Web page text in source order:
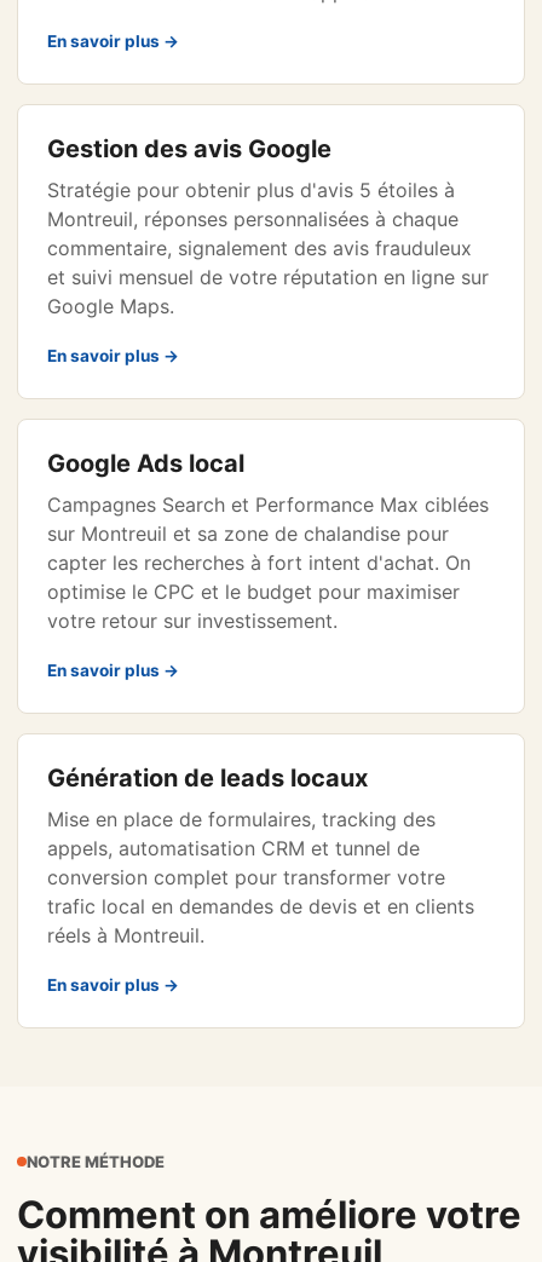
En savoir plus →
Gestion des avis Google
Stratégie pour obtenir plus d'avis 5 étoiles à
Montreuil, réponses personnalisées à chaque
commentaire, signalement des avis frauduleux
et suivi mensuel de votre réputation en ligne sur
Google Maps.
En savoir plus →
Google Ads local
Campagnes Search et Performance Max ciblées
sur Montreuil et sa zone de chalandise pour
capter les recherches à fort intent d'achat. On
optimise le CPC et le budget pour maximiser
votre retour sur investissement.
En savoir plus →
Génération de leads locaux
Mise en place de formulaires, tracking des
appels, automatisation CRM et tunnel de
conversion complet pour transformer votre
trafic local en demandes de devis et en clients
réels à Montreuil.
En savoir plus →
NOTRE MÉTHODE
Comment on améliore votre
visibilité à Montreuil